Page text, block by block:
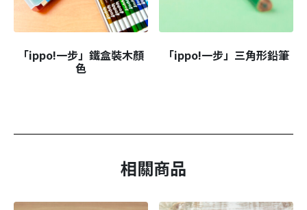
「ippo!一步」鐵盒裝木顏
色
「ippo!一步」三角形鉛筆
相關商品